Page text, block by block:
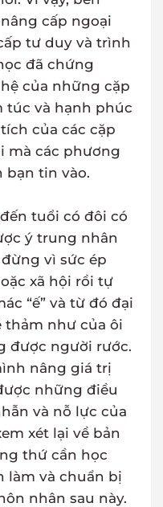
cấp ngoại
tư duy và trình
đã chứng
của những cặp
túc và hạnh phúc
của các cặp
mà các phương
tin vào.
tuổi có đôi có
ý trung nhân
vì sức ép
xã hội rồi tự
“ế” và từ đó đại
thảm như của ôi
được người rước.
nâng giá trị
những điều
và nỗ lực của
xét lại về bản
thứ cần học
làm và chuẩn bị
nhân sau này.